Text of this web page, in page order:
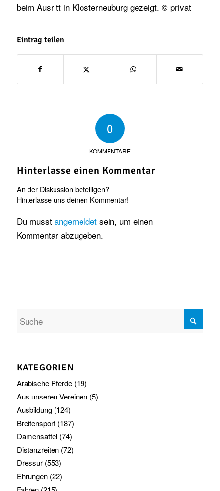
beim Ausritt in Klosterneuburg gezeigt. © privat
Eintrag teilen
0
KOMMENTARE
Hinterlasse einen Kommentar
An der Diskussion beteiligen?
Hinterlasse uns deinen Kommentar!
Du musst angemeldetsein, um einen
Kommentar abzugeben.
KATEGORIEN
Arabische Pferde(19)
Aus unseren Vereinen(5)
Ausbildung(124)
Breitensport(187)
Damensattel(74)
Distanzreiten(72)
Dressur(553)
Ehrungen(22)